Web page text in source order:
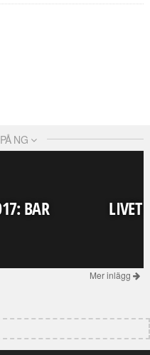
NG
BAR LIVET
Mer inlägg